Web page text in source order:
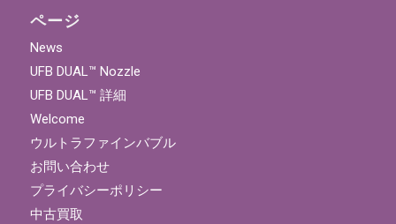
ページ
News
UFB DUAL™ Nozzle
UFB DUAL™ 詳細
Welcome
ウルトラファインバブル
お問い合わせ
プライバシーポリシー
中古買取